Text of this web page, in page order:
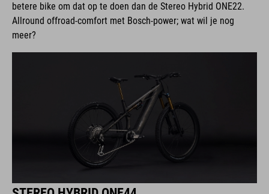
betere bike om dat op te doen dan de Stereo Hybrid ONE22.
Allround offroad-comfort met Bosch-power; wat wil je nog
meer?